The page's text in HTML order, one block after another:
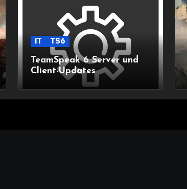
IT TS6
TeamSpeak 6 Server und
Client-Updates